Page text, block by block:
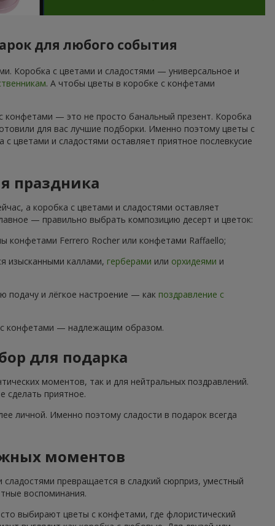
для любого события
Коробка с цветами и сладостями — универсальное и
. А чтобы цветы в коробке с конфетами
конфетами — это не просто банальный презент. Коробка
для вас лучшие подборки. Именно поэтому цветы с
цветами и сладостями оставляет приятное послевкусие
праздника
а коробка с цветами и сладостями оставляет
— правильно выбрать композицию десерт и цветок:
конфетами Ferrero Rocher или конфетами Raffaello;
изысканными каллами, герберами или орхидеями и
и лёгкое настроение — как поздравление с
конфетами — надлежащим образом.
для подарка
моментов, так и для нейтральных поздравлений.
сделать приятное.
личной. Именно поэтому сладости в подарок всегда
моментов
превращается в сладкий сюрприз, уместный
воспоминания.
выбирают цветы с конфетами, где флористический